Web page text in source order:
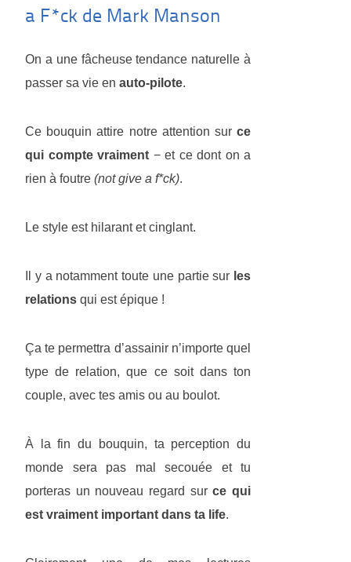
a F*ck de Mark Manson
On a une fâcheuse tendance naturelle à
passer sa vie en auto-pilote.
Ce bouquin attire notre attention sur ce
qui compte vraiment − et ce dont on a
rien à foutre (not give a f*ck).
Le style est hilarant et cinglant.
Il y a notamment toute une partie sur les
relations qui est épique !
Ça te permettra d’assainir n’importe quel
type de relation, que ce soit dans ton
couple, avec tes amis ou au boulot.
À la fin du bouquin, ta perception du
monde sera pas mal secouée et tu
porteras un nouveau regard surce qui
est vraiment important dans ta life.